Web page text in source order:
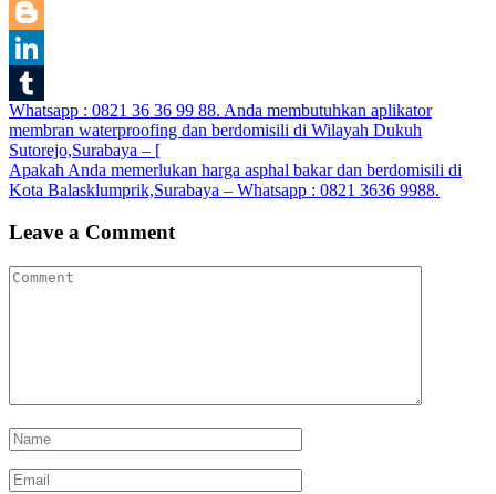
Twitter
Blogger
LinkedIn
Tumblr
Post
navigation
Whatsapp : 0821 36 36 99 88. Anda membutuhkan aplikator
membran waterproofing dan berdomisili di Wilayah Dukuh
Sutorejo,Surabaya – [
Apakah Anda memerlukan harga asphal bakar dan berdomisili di
Kota Balasklumprik,Surabaya – Whatsapp : 0821 3636 9988.
Leave a Comment